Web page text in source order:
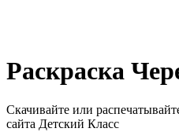
Раскраска
Скачивайте или
сайта Детский Класс